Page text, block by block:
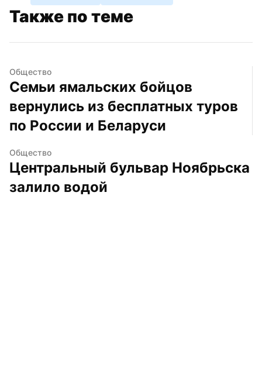
Также по теме
Общество
Семьи ямальских бойцов
вернулись из бесплатных туров
по России и Беларуси
Общество
Центральный бульвар Ноябрьска
залило водой